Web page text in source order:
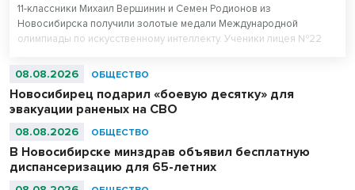
11-классники Михаил Вершинин и Семен Родионов из
Новосибирска получили золотые медали Международной
олимпиады по искусственному интеллекту. Ученики лицея №22
абсолютными чемпионами соревнований.
08.08.2026 ОБЩЕСТВО
Новосибирец подарил «боевую десятку» для
эвакуации раненых на СВО
08.08.2026 ОБЩЕСТВО
В Новосибирске минздрав объявил бесплатную
диспансеризацию для 65-летних